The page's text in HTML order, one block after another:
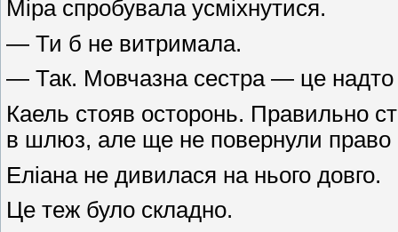
Міра спробувала усміхнутися.
— Ти б не витримала.
— Так. Мовчазна сестра — це надто
Каель стояв осторонь. Правильно
в шлюз, але ще не повернули право
Еліана не дивилася на нього довго.
Це теж було складно.